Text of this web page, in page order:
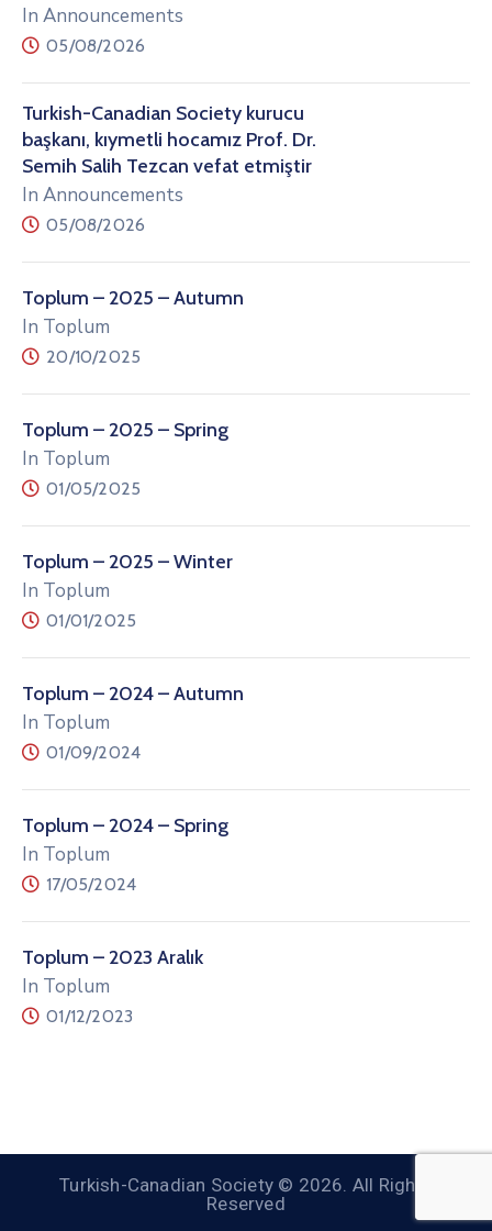
In Announcements
05/08/2026
Turkish-Canadian Society kurucu
başkanı, kıymetli hocamız Prof. Dr.
Semih Salih Tezcan vefat etmiştir
In Announcements
05/08/2026
Toplum – 2025 – Autumn
In Toplum
20/10/2025
Toplum – 2025 – Spring
In Toplum
01/05/2025
Toplum – 2025 – Winter
In Toplum
01/01/2025
Toplum – 2024 – Autumn
In Toplum
01/09/2024
Toplum – 2024 – Spring
In Toplum
17/05/2024
Toplum – 2023 Aralık
In Toplum
01/12/2023
Turkish-Canadian Society © 2026. All Rights
Reserved